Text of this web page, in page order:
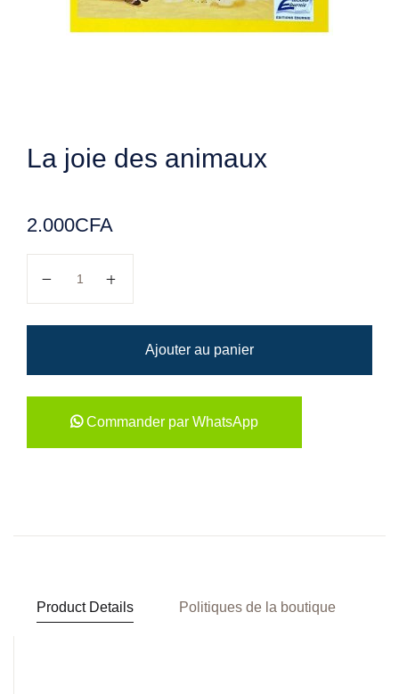
La joie des animaux
2.000CFA
Ajouter au panier
Commander par WhatsApp
Product Details Politiques de la boutique